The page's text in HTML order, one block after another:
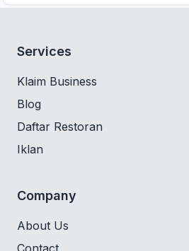
Services
Klaim Business
Blog
Daftar Restoran
Iklan
Company
About Us
Contact